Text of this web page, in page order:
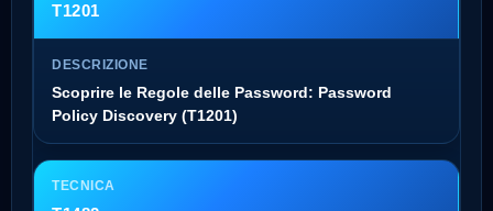
T1201
Scoprire le Regole delle Password: Password
Policy Discovery (T1201)